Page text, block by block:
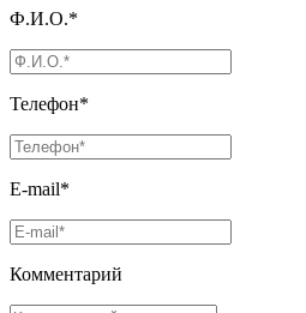
Ф.И.О.*
Телефон*
E-mail*
Комментарий